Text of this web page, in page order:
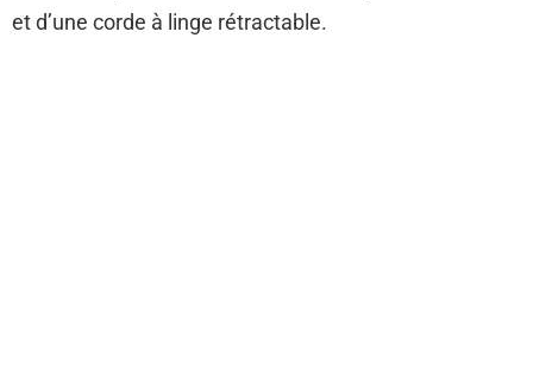
et d’une corde à linge rétractable.